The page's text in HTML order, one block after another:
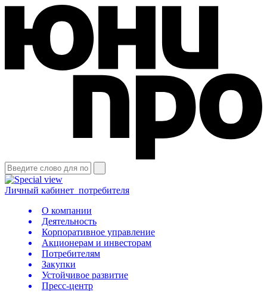
Личный кабинет потребителя
О компании
Деятельность
Корпоративное управление
Акционерам и инвесторам
Потребителям
Закупки
Устойчивое развитие
Пресс-центр